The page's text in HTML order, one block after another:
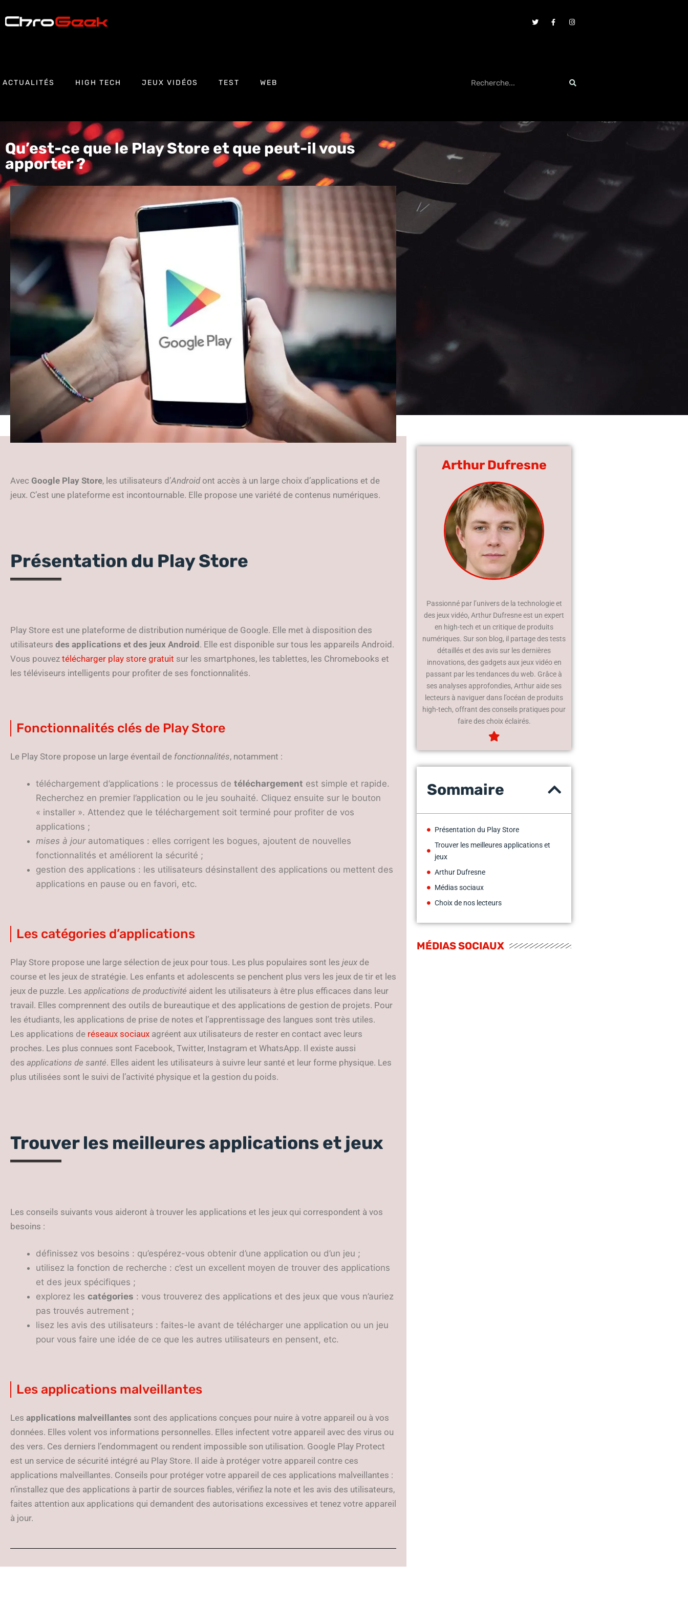
ACTUALITÉS HIGH TECH JEUX VIDÉOS TEST WEB
Qu’est-ce que le Play Store et que peut-il vous
apporter ?
Avec Google Play Store, les utilisateurs d’Androidont accès à un large choix d’applications et de
jeux. C’est une plateforme est incontournable. Elle propose une variété de contenus numériques.
Présentation du Play Store
Play Store est une plateforme de distribution numérique de Google. Elle met à disposition des
utilisateurs des applications et des jeux Android . Elle est disponible sur tous les appareils Android.
Vous pouvez télécharger play store gratuit sur les smartphones, les tablettes, les Chromebooks et
les téléviseurs intelligents pour profiter de ses fonctionnalités.
Fonctionnalités clés de Play Store
Le Play Store propose un large éventail de fonctionnalités, notamment :
téléchargement d’applications : le processus de téléchargement est simple et rapide.
Recherchez en premier l’application ou le jeu souhaité. Cliquez ensuite sur le bouton
« installer ». Attendez que le téléchargement soit terminé pour profiter de vos
applications ;
mises à jourautomatiques : elles corrigent les bogues, ajoutent de nouvelles
fonctionnalités et améliorent la sécurité ;
gestion des applications : les utilisateurs désinstallent des applications ou mettent des
applications en pause ou en favori, etc.
Les catégories d’applications
Play Store propose une large sélection de jeux pour tous. Les plus populaires sont les jeux de
course et les jeux de stratégie. Les enfants et adolescents se penchent plus vers les jeux de tir et les
jeux de puzzle. Les applications de productivité aident les utilisateurs à être plus efficaces dans leur
travail. Elles comprennent des outils de bureautique et des applications de gestion de projets. Pour
les étudiants, les applications de prise de notes et l’apprentissage des langues sont très utiles.
Les applications de réseaux sociaux agréent aux utilisateurs de rester en contact avec leurs
proches. Les plus connues sont Facebook, Twitter, Instagram et WhatsApp. Il existe aussi
des applications de santé. Elles aident les utilisateurs à suivre leur santé et leur forme physique. Les
plus utilisées sont le suivi de l’activité physique et la gestion du poids.
Trouver les meilleures applications et jeux
Les conseils suivants vous aideront à trouver les applications et les jeux qui correspondent à vos
besoins :
définissez vos besoins : qu’espérez-vous obtenir d’une application ou d’un jeu ;
utilisez la fonction de recherche : c’est un excellent moyen de trouver des applications
et des jeux spécifiques ;
explorez les catégories : vous trouverez des applications et des jeux que vous n’auriez
pas trouvés autrement ;
lisez les avis des utilisateurs : faites-le avant de télécharger une application ou un jeu
pour vous faire une idée de ce que les autres utilisateurs en pensent, etc.
Les applications malveillantes
Les applications malveillantes sont des applications conçues pour nuire à votre appareil ou à vos
données. Elles volent vos informations personnelles. Elles infectent votre appareil avec des virus ou
des vers. Ces derniers l’endommagent ou rendent impossible son utilisation. Google Play Protect
est un service de sécurité intégré au Play Store. Il aide à protéger votre appareil contre ces
applications malveillantes. Conseils pour protéger votre appareil de ces applications malveillantes :
n’installez que des applications à partir de sources fiables, vérifiez la note et les avis des utilisateurs,
faites attention aux applications qui demandent des autorisations excessives et tenez votre appareil
à jour.
Arthur Dufresne
Passionné par l’univers de la technologie et
des jeux vidéo, Arthur Dufresne est un expert
en high-tech et un critique de produits
numériques. Sur son blog, il partage des tests
détaillés et des avis sur les dernières
innovations, des gadgets aux jeux vidéo en
passant par les tendances du web. Grâce à
ses analyses approfondies, Arthur aide ses
lecteurs à naviguer dans l’océan de produits
high-tech, offrant des conseils pratiques pour
faire des choix éclairés.
Sommaire
Présentation du Play Store
Trouver les meilleures applications et
jeux
Arthur Dufresne
Médias sociaux
Choix de nos lecteurs
MÉDIAS SOCIAUX